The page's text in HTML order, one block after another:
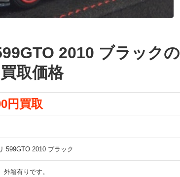
2010 ブラックの
買取価格
円買取
599GTO 2010 ブラック
外箱有りです。